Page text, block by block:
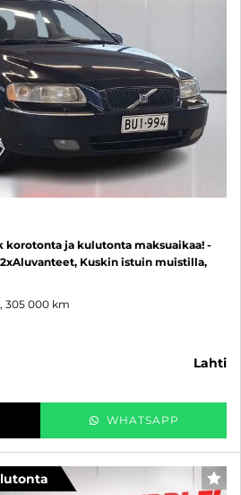
korotonta ja kulutonta maksuaikaa! -
Kuskin istuin muistilla,
305 000 km
lahti
WHATSAPP